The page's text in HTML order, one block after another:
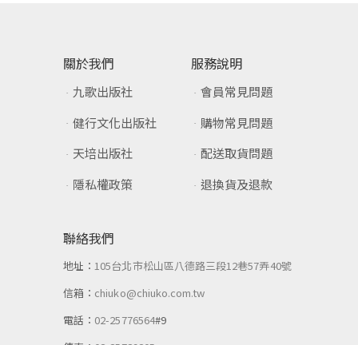
關於我們
九歌出版社
健行文化出版社
天培出版社
隱私權政策
服務說明
會員常見問題
購物常見問題
配送取貨問題
退換貨及退款
聯絡我們
地址： 105台北市松山區八德路三段12巷57弄40號
信箱：
chiuko@chiuko.com.tw
電話： 02-25776564#9
傳真： 02-25789205